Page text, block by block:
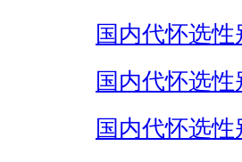
国内代怀选性
国内代怀选性
国内代怀选性